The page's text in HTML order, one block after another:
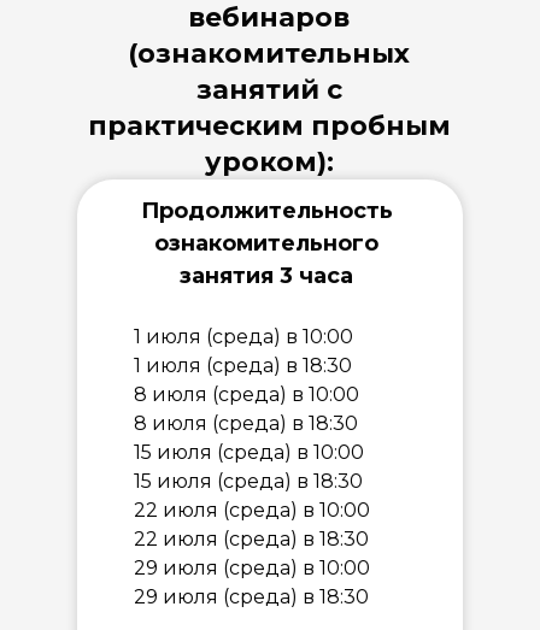
вебинаров
(ознакомительных
занятий с
практическим пробным
уроком):
1 июля (среда) в 10:00
1 июля (среда) в 18:30
8 июля (среда) в 10:00
8 июля (среда) в 18:30
15 июля (среда) в 10:00
15 июля (среда) в 18:30
22 июля (среда) в 10:00
22 июля (среда) в 18:30
29 июля (среда) в 10:00
29 июля (среда) в 18:30
Продолжительность
ознакомительного
занятия 3 часа